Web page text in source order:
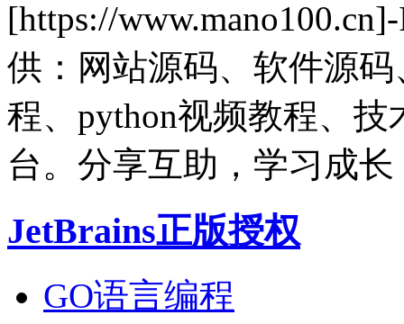
[https://
供：网站源码、软件源
程、python视频教程、
台。分享互助，学习成长
JetBrains正版授权
GO语言编程